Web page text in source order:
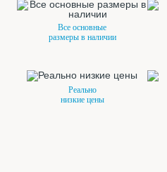
Все основные
размеры в наличии
Реально
низкие цены